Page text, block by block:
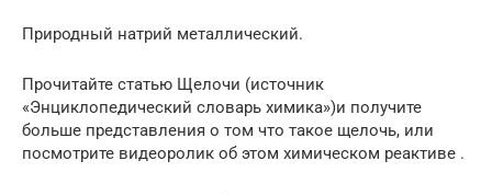
Природный натрий металлический.
Прочитайте статью Щелочи (источник
«Энциклопедический словарь химика»)и получите
больше представления о том что такое щелочь, или
посмотрите видеоролик об этом химическом реактиве .